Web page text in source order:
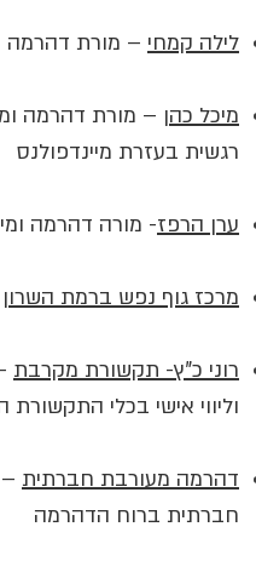
לילה קמחי – מורת דהרמה
מיכל כהן – מורת דהרמה
רגשית בעזרת מיינדפולנס
ערן הרפז- מורה דהרמה
מרכז גוף נפש ברמת השרון
רוני כ"ץ- תקשורת מקרבת
וליווי אישי בכלי
דהרמה מעורבת חברתית
חברתית ברוח הדהרמה